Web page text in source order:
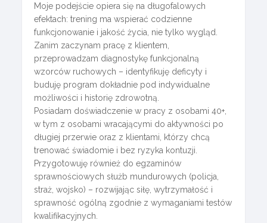
Moje podejście opiera się na długofalowych
efektach: trening ma wspierać codzienne
funkcjonowanie i jakość życia, nie tylko wygląd.
Zanim zaczynam pracę z klientem,
przeprowadzam diagnostykę funkcjonalną
wzorców ruchowych – identyfikuję deficyty i
buduję program dokładnie pod indywidualne
możliwości i historię zdrowotną.
Posiadam doświadczenie w pracy z osobami 40+,
w tym z osobami wracającymi do aktywności po
długiej przerwie oraz z klientami, którzy chcą
trenować świadomie i bez ryzyka kontuzji.
Przygotowuję również do egzaminów
sprawnościowych służb mundurowych (policja,
straż, wojsko) – rozwijając siłę, wytrzymałość i
sprawność ogólną zgodnie z wymaganiami testów
kwalifikacyjnych.